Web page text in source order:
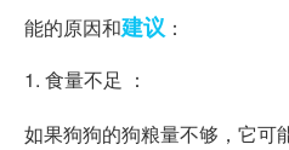
能的原因和建议 ：
1. 食量不足 ：
如果狗狗的狗粮量不够，它可